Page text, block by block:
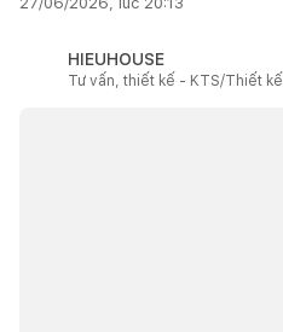
HIEUHOUSE
Tư vấn, thiết kế - KTS/Thiết kế